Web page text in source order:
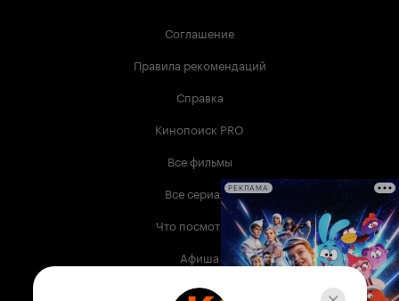
Соглашение
Правила рекомендаций
Справка
Кинопоиск PRO
Все фильмы
Все сериалы
Что посмотреть
Афиша
Музыка
РЕКЛАМА